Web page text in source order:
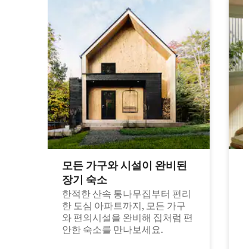
모든 가구와 시설이 완비된
장기 숙소
한적한 산속 통나무집부터 편리
한 도심 아파트까지, 모든 가구
와 편의시설을 완비해 집처럼 편
안한 숙소를 만나보세요.